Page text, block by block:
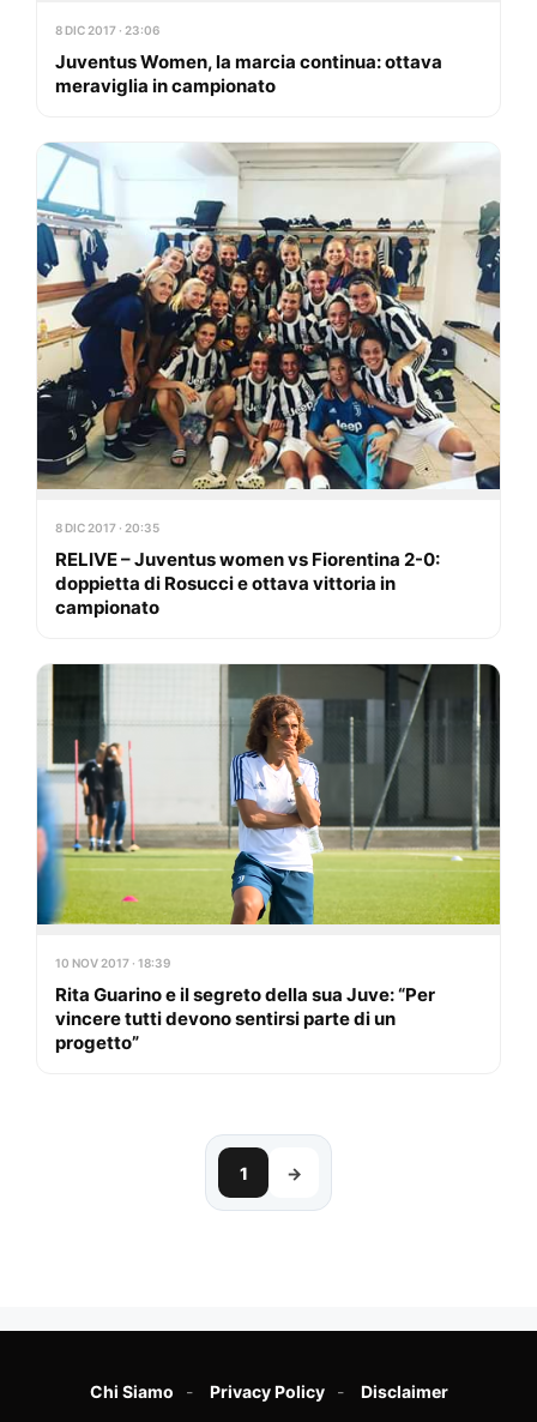
8 DIC 2017 · 23:06
Juventus Women, la marcia continua: ottava
meraviglia in campionato
8 DIC 2017 · 20:35
RELIVE – Juventus women vs Fiorentina 2-0:
doppietta di Rosucci e ottava vittoria in
campionato
10 NOV 2017 · 18:39
Rita Guarino e il segreto della sua Juve: “Per
vincere tutti devono sentirsi parte di un
progetto”
1 →
Chi Siamo Privacy Policy Disclaimer